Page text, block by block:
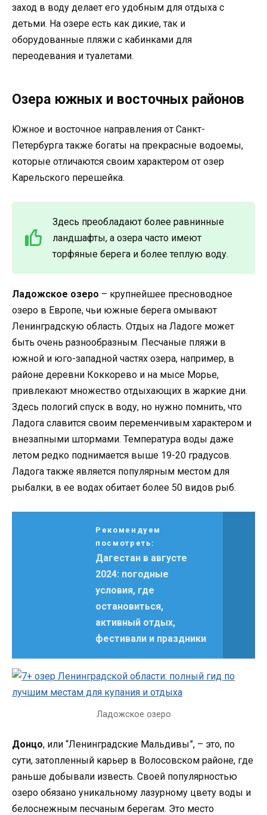
заход в воду делает его удобным для отдыха с
детьми. На озере есть как дикие, так и
оборудованные пляжи с кабинками для
переодевания и туалетами.
Озера южных и восточных районов
Южное и восточное направления от Санкт-
Петербурга также богаты на прекрасные водоемы,
которые отличаются своим характером от озер
Карельского перешейка.
Здесь преобладают более равнинные
ландшафты, а озера часто имеют
торфяные берега и более теплую воду.
Ладожское озеро – крупнейшее пресноводное
озеро в Европе, чьи южные берега омывают
Ленинградскую область. Отдых на Ладоге может
быть очень разнообразным. Песчаные пляжи в
южной и юго-западной частях озера, например, в
районе деревни Коккорево и на мысе Морье,
привлекают множество отдыхающих в жаркие дни.
Здесь пологий спуск в воду, но нужно помнить, что
Ладога славится своим переменчивым характером и
внезапными штормами. Температура воды даже
летом редко поднимается выше 19-20 градусов.
Ладога также является популярным местом для
рыбалки, в ее водах обитает более 50 видов рыб.
Рекомендуем
посмотреть:
Дагестан в августе
2024: погодные
условия, где
остановиться,
активный отдых,
фестивали и праздники
Ладожское озеро
Донцо, или “Ленинградские Мальдивы”, – это, по
сути, затопленный карьер в Волосовском районе, где
раньше добывали известь. Своей популярностью
озеро обязано уникальному лазурному цвету воды и
белоснежным песчаным берегам. Это место